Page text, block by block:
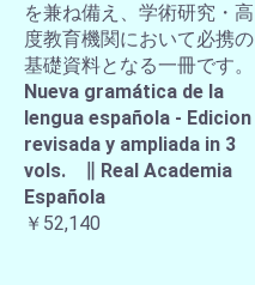
を兼ね備え、学術研究・高
度教育機関において必携の
基礎資料となる一冊です。
Nueva gramática de la
lengua española - Edicion
revisada y ampliada in 3
vols. ∥ Real Academia
Española
￥52,140